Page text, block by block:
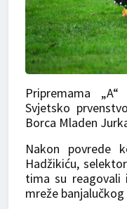
Pripremama
Svjetsko
Borca Mladen
Nakon povrede
Hadžikiću,
tima su reagovali
mreže banjalučkog